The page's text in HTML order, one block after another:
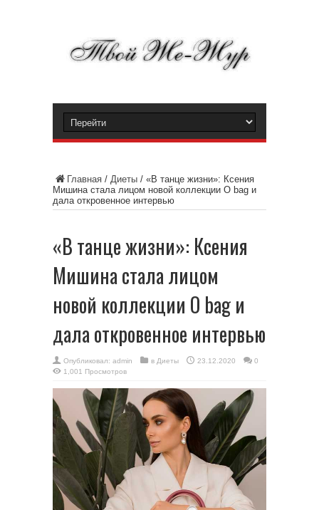
Главная / Диеты / «В танце жизни»: Ксения
Мишина стала лицом новой коллекции O bag и
дала откровенное интервью
«В танце жизни»: Ксения
Мишина стала лицом
новой коллекции O bag и
дала откровенное интервью
Опубликовал: admin в Диеты 23.12.2020
0
1,001 Просмотров